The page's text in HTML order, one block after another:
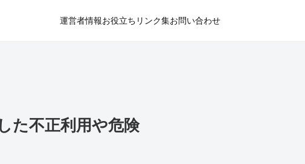
運営者情報お役立ちリンク集お問い合わせ
た不正利用や危険